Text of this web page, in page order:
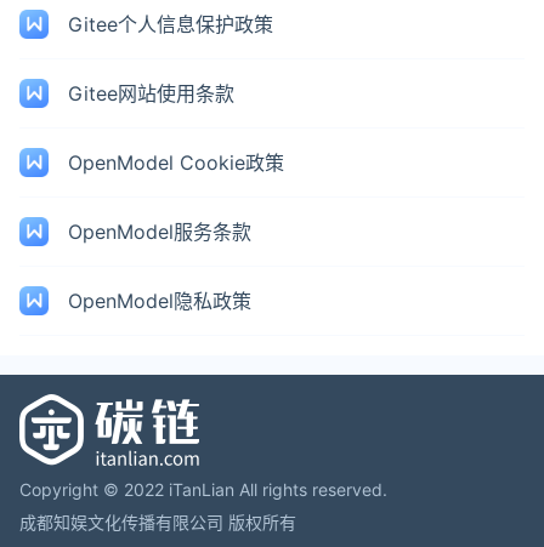
Gitee个人信息保护政策
Gitee网站使用条款
OpenModel Cookie政策
OpenModel服务条款
OpenModel隐私政策
Copyright © 2022 iTanLian All rights reserved.
成都知娱文化传播有限公司 版权所有